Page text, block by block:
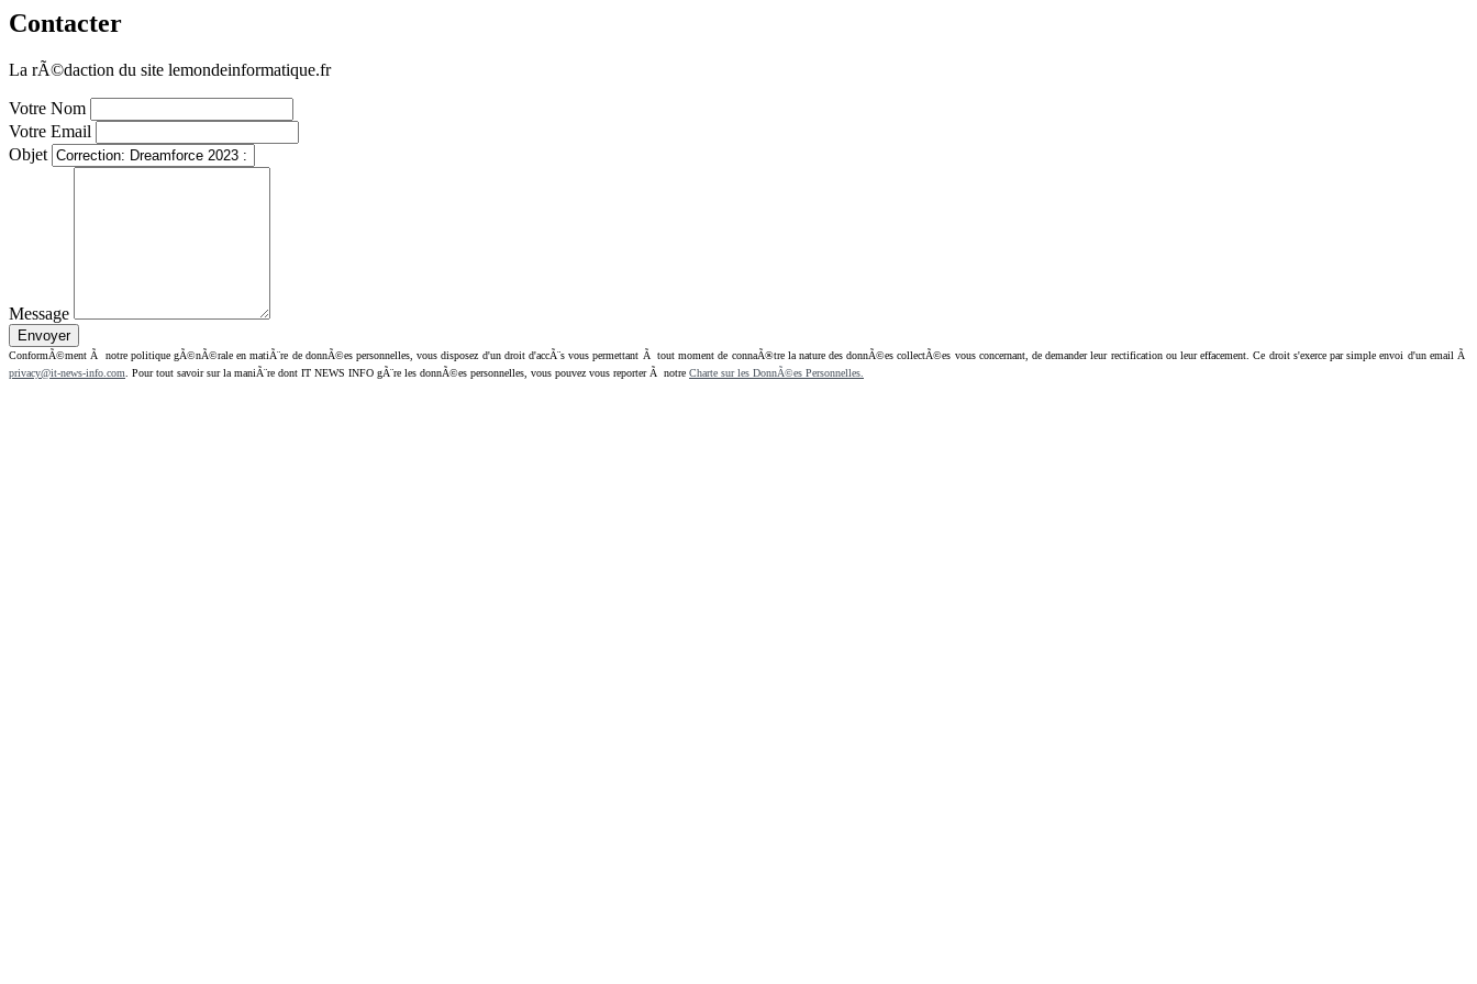
Contacter
La rÃ©daction du site lemondeinformatique.fr
Votre Nom
Votre Email
Objet
Message
ConformÃ©ment Ã notre politique gÃ©nÃ©rale en matiÃ¨re de donnÃ©es personnelles, vous disposez d'un droit d'accÃ¨s vous permettant Ã tout moment de connaÃ®tre la nature des donnÃ©es collectÃ©es vous concernant, de demander leur rectification ou leur effacement. Ce droit s'exerce par simple envoi d'un email Ã
privacy@it-news-info.com . Pour tout savoir sur la maniÃ¨re dont IT NEWS INFO gÃ¨re les donnÃ©es personnelles, vous pouvez vous reporter Ã notre Charte sur les DonnÃ©es Personnelles.